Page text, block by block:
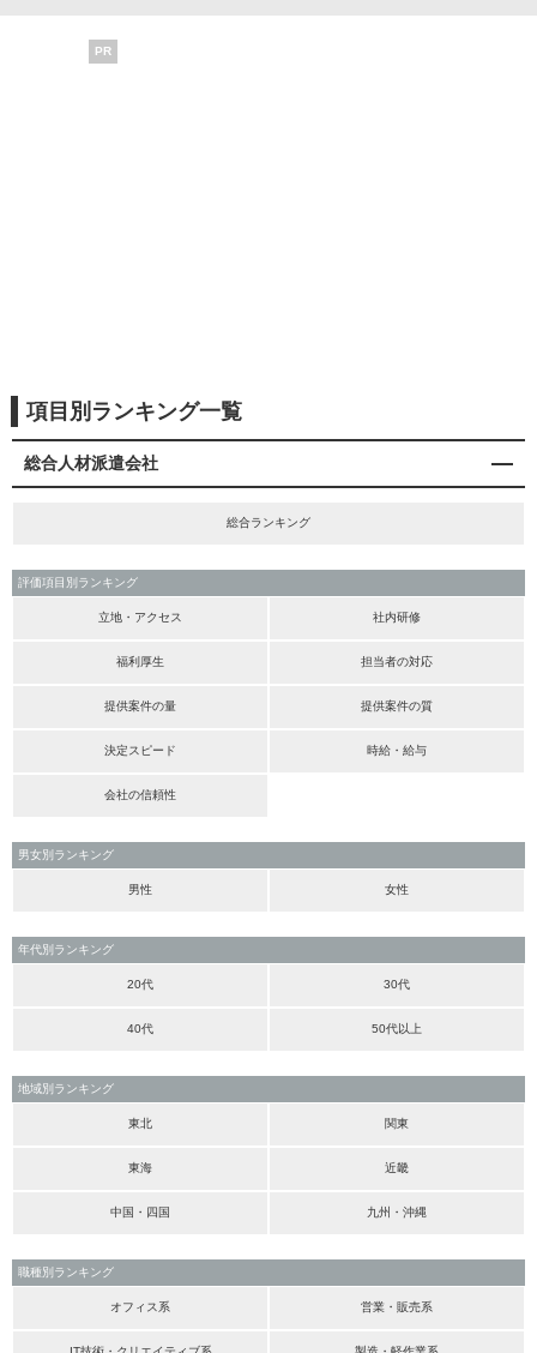
PR
項目別ランキング一覧
総合人材派遣会社
総合ランキング
評価項目別ランキング
立地・アクセス 社内研修
福利厚生 担当者の対応
提供案件の量 提供案件の質
決定スピード 時給・給与
会社の信頼性
男女別ランキング
男性 女性
年代別ランキング
20代 30代
40代 50代以上
地域別ランキング
東北 関東
東海 近畿
中国・四国 九州・沖縄
職種別ランキング
オフィス系 営業・販売系